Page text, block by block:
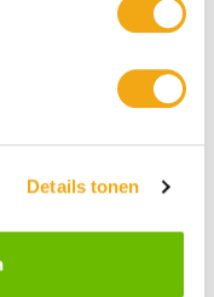
Details tonen